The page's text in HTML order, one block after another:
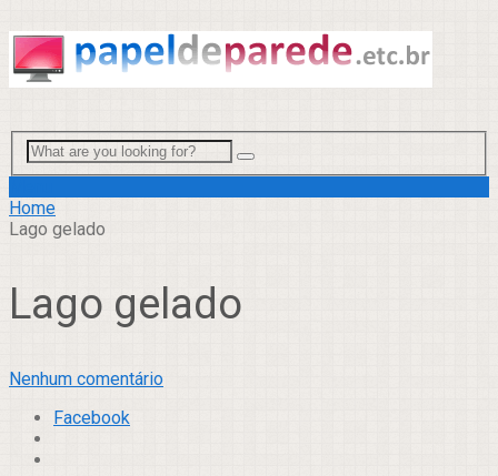
Home
Lago gelado
Lago gelado
Nenhum comentário
Facebook